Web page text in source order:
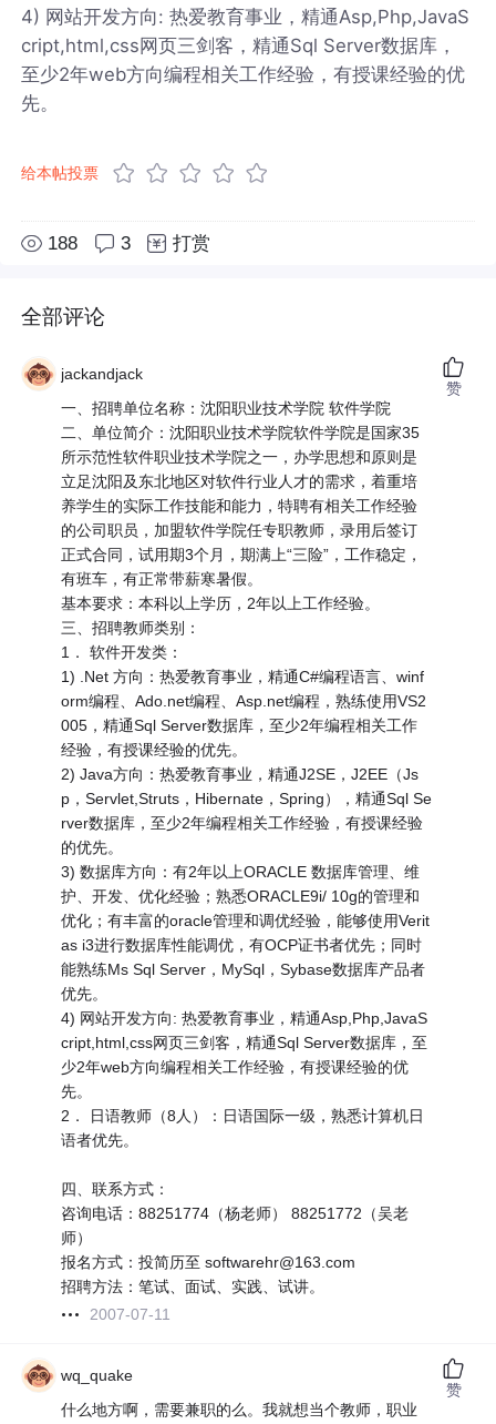
4) 网站开发方向: 热爱教育事业，精通Asp,Php,JavaS
cript,html,css网页三剑客，精通Sql Server数据库，
至少2年web方向编程相关工作经验，有授课经验的优
先。
给本帖投票
188 3 打赏
全部评论
jackandjack
一、招聘单位名称：沈阳职业技术学院 软件学院
二、单位简介：沈阳职业技术学院软件学院是国家35
所示范性软件职业技术学院之一，办学思想和原则是
立足沈阳及东北地区对软件行业人才的需求，着重培
养学生的实际工作技能和能力，特聘有相关工作经验
的公司职员，加盟软件学院任专职教师，录用后签订
正式合同，试用期3个月，期满上“三险”，工作稳定，
有班车，有正常带薪寒暑假。
基本要求：本科以上学历，2年以上工作经验。
三、招聘教师类别：
1． 软件开发类：
1) .Net 方向：热爱教育事业，精通C#编程语言、winf
orm编程、Ado.net编程、Asp.net编程，熟练使用VS2
005，精通Sql Server数据库，至少2年编程相关工作
经验，有授课经验的优先。
2) Java方向：热爱教育事业，精通J2SE，J2EE（Js
p，Servlet,Struts，Hibernate，Spring），精通Sql Se
rver数据库，至少2年编程相关工作经验，有授课经验
的优先。
3) 数据库方向：有2年以上ORACLE 数据库管理、维
护、开发、优化经验；熟悉ORACLE9i/ 10g的管理和
优化；有丰富的oracle管理和调优经验，能够使用Verit
as i3进行数据库性能调优，有OCP证书者优先；同时
能熟练Ms Sql Server，MySql，Sybase数据库产品者
优先。
4) 网站开发方向: 热爱教育事业，精通Asp,Php,JavaS
cript,html,css网页三剑客，精通Sql Server数据库，至
少2年web方向编程相关工作经验，有授课经验的优
先。
2． 日语教师（8人）：日语国际一级，熟悉计算机日
语者优先。
四、联系方式：
咨询电话：88251774（杨老师） 88251772（吴老
师）
报名方式：投简历至 softwarehr@163.com
招聘方法：笔试、面试、实践、试讲。
2007-07-11
赞
wq_quake
什么地方啊，需要兼职的么。我就想当个教师，职业
赞